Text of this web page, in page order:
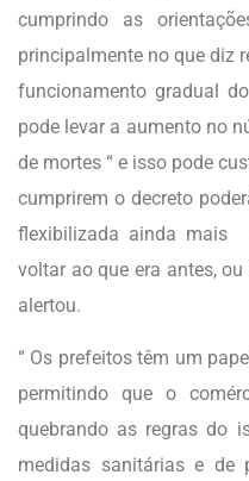
cumprindo as
principalmente no que diz
funcionamento gradual
pode levar a aumento no
de mortes “ e isso pode
cumprirem o decreto
flexibilizada ainda mais
voltar ao que era antes,
alertou.
“ Os prefeitos têm um
permitindo que o
quebrando as regras do
medidas sanitárias e de